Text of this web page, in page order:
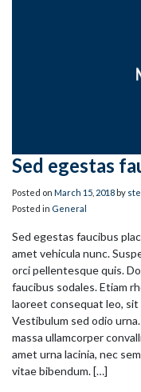
Sed egestas
Posted on March 15 2018by
Posted in General
Sed egestas faucibus
amet vehicula nunc.
orci pellentesque quis.
faucibus sodales. Etiam
laoreet consequat leo,
Vestibulum sed odio
massa ullamcorper
amet urna lacinia, nec
vitae bibendum. […]